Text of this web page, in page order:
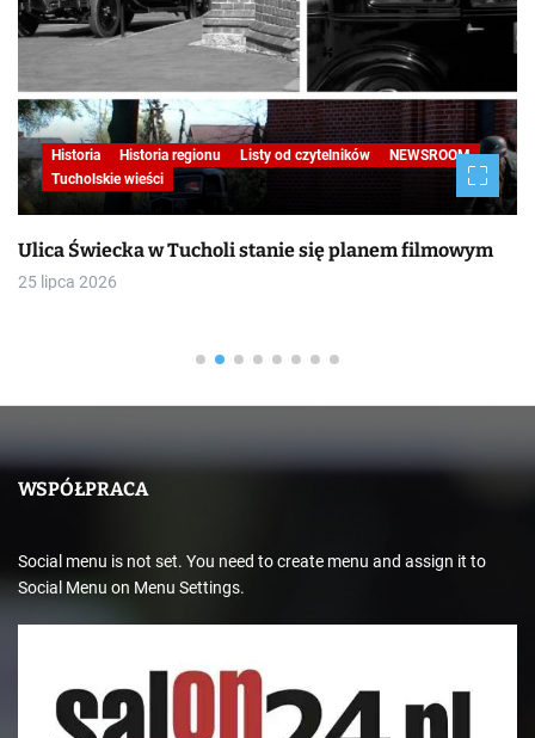
Historia Historia regionu Listy od czytelników
NEWSROOM
Tucholskie wieści
Ulica Świecka w Tucholi stanie się planem filmowym
25 lipca 2026
WSPÓŁPRACA
Social menu is not set. You need to create menu and assign it to
Social Menu on Menu Settings.